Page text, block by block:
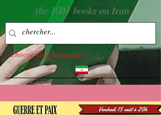
the 1001 books on Iran
Choose your language :